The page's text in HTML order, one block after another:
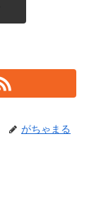
がちゃまる